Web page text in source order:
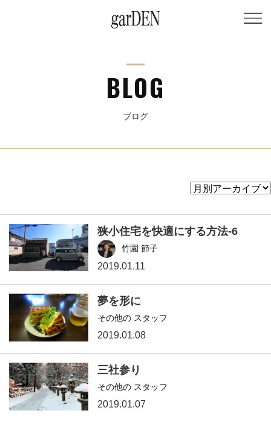
BLOG
ブログ
狭小住宅を快適にする方法-6
竹園 節子
2019.01.11
夢を形に
その他の スタッフ
2019.01.08
三社参り
その他の スタッフ
2019.01.07